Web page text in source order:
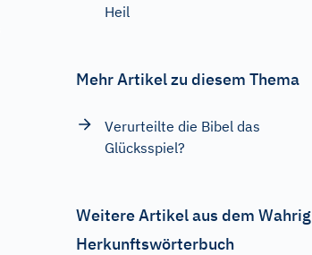
Heil
Mehr Artikel zu diesem Thema
Verurteilte die Bibel das
Glücksspiel?
Weitere Artikel aus dem Wahrig
Herkunftswörterbuch